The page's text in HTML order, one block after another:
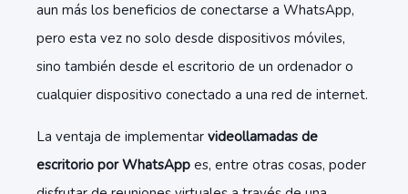
aun más los beneficios de conectarse a WhatsApp,
pero esta vez no solo desde dispositivos móviles,
sino también desde el escritorio de un ordenador o
cualquier dispositivo conectado a una red de internet.
La ventaja de implementar videollamadas de
escritorio por WhatsApp es, entre otras cosas, poder